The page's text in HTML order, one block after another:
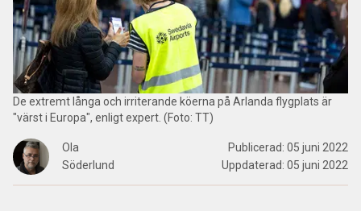
De extremt långa och irriterande köerna på Arlanda flygplats är
"värst i Europa", enligt expert. (Foto: TT)
Ola
Söderlund
Publicerad: 05 juni 2022
Uppdaterad: 05 juni 2022